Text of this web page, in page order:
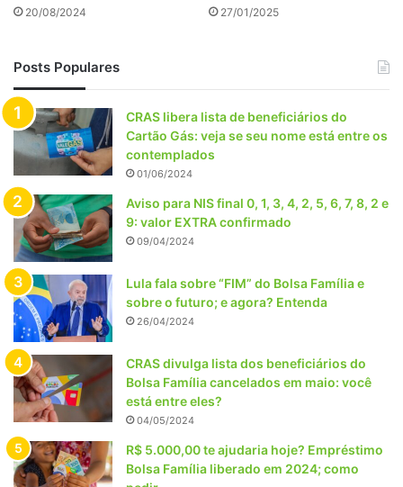
20/08/2024 27/01/2025
Posts Populares
CRAS libera lista de beneficiários do
Cartão Gás: veja se seu nome está entre os
contemplados
01/06/2024
Aviso para NIS final 0, 1, 3, 4, 2, 5, 6, 7, 8, 2 e
9: valor EXTRA confirmado
09/04/2024
Lula fala sobre “FIM” do Bolsa Família e
sobre o futuro; e agora? Entenda
26/04/2024
CRAS divulga lista dos beneficiários do
Bolsa Família cancelados em maio: você
está entre eles?
04/05/2024
R$ 5.000,00 te ajudaria hoje? Empréstimo
Bolsa Família liberado em 2024; como